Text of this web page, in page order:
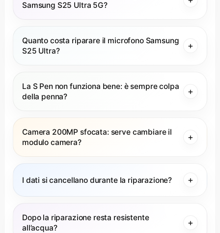
Samsung S25 Ultra 5G?
Quanto costa riparare il microfono Samsung
S25 Ultra?
La S Pen non funziona bene: è sempre colpa
della penna?
Camera 200MP sfocata: serve cambiare il
modulo camera?
I dati si cancellano durante la riparazione?
Dopo la riparazione resta resistente
all’acqua?